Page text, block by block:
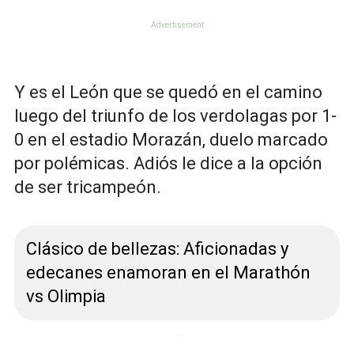
Y es el León que se quedó en el camino
luego del triunfo de los verdolagas por 1-
0 en el estadio Morazán, duelo marcado
por polémicas. Adiós le dice a la opción
de ser tricampeón.
Clásico de bellezas: Aficionadas y
edecanes enamoran en el Marathón
vs Olimpia